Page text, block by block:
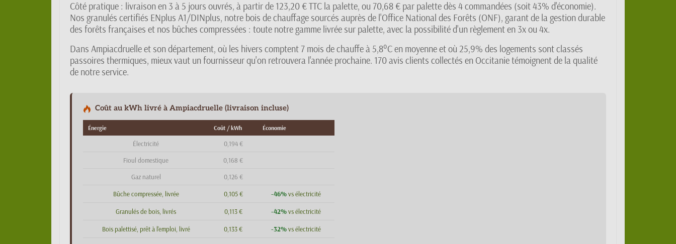
Côté pratique : livraison en 3 à 5 jours ouvrés, à partir de 123,20 € TTC la palette, ou 70,68 € par palette dès 4 commandées (soit 43% d'économie).
Nos granulés certifiés ENplus A1/DINplus, notre bois de chauffage sourcés auprès de l'Office National des Forêts (ONF), garant de la gestion durable
des forêts françaises et nos bûches compressées : toute notre gamme livrée sur palette, avec la possibilité d'un règlement en 3x ou 4x.
Dans Ampiacdruelle et son département, où les hivers comptent 7 mois de chauffe à 5,8°C en moyenne et où 25,9% des logements sont classés
passoires thermiques, mieux vaut un fournisseur qu'on retrouvera l'année prochaine. 170 avis clients collectés en Occitanie témoignent de la qualité
de notre service.
Coût au kWh livré à Ampiacdruelle (livraison incluse)
Énergie Coût / kWh Économie
Électricité 0,194 €
Fioul domestique 0,168 €
Gaz naturel 0,126 €
Bûche compressée, livrée 0,105 € -46%vs électricité
Granulés de bois, livrés 0,113 € -42%vs électricité
Bois palettisé, prêt à l'emploi, livré 0,133 € -32%vs électricité